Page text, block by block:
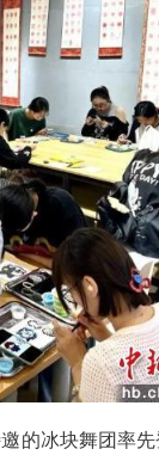
想到能在这
味。”